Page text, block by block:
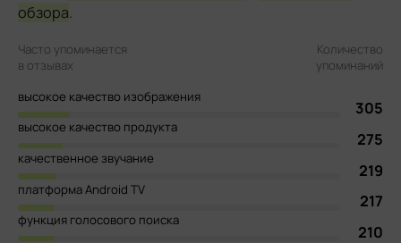
обзора.
Часто упоминается
в отзывах
Количество
упоминаний
высокое качество изображения
305
высокое качество продукта
275
качественное звучание
219
платформа Android TV
217
функция голосового поиска
210